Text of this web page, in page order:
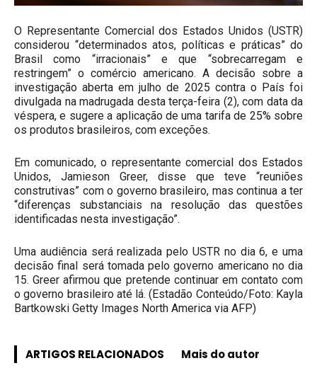
O Representante Comercial dos Estados Unidos (USTR)
considerou “determinados atos, políticas e práticas” do
Brasil como “irracionais” e que “sobrecarregam e
restringem” o comércio americano. A decisão sobre a
investigação aberta em julho de 2025 contra o País foi
divulgada na madrugada desta terça-feira (2), com data da
véspera, e sugere a aplicação de uma tarifa de 25% sobre
os produtos brasileiros, com exceções.
Em comunicado, o representante comercial dos Estados
Unidos, Jamieson Greer, disse que teve “reuniões
construtivas” com o governo brasileiro, mas continua a ter
“diferenças substanciais na resolução das questões
identificadas nesta investigação”.
Uma audiência será realizada pelo USTR no dia 6, e uma
decisão final será tomada pelo governo americano no dia
15. Greer afirmou que pretende continuar em contato com
o governo brasileiro até lá. (Estadão Conteúdo/Foto: Kayla
Bartkowski Getty Images North America via AFP)
ARTIGOS RELACIONADOS Mais do autor